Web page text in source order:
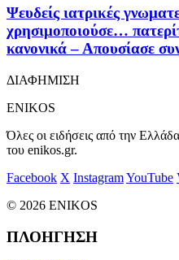
Ψευδείς ιατρικές
χρησιμοποιούσε…
κανονικά – Απουσίασε
ΔΙΑΦΗΜΙΣΗ
ENIKOS
Όλες οι ειδήσεις από την
του enikos.gr.
Facebook X InstagramYouTube
© 2026 ENIKOS
ΠΛΟΗΓΗΣΗ